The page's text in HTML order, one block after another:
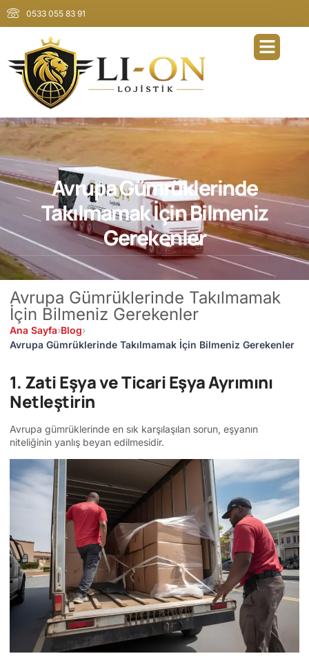
0533 055 83 91
Avrupa Gümrüklerinde
Takılmamak İçin Bilmeniz
Gerekenler
Avrupa Gümrüklerinde Takılmamak
İçin Bilmeniz Gerekenler
Ana Sayfa›Blog›
Avrupa Gümrüklerinde Takılmamak İçin Bilmeniz Gerekenler
1. Zati Eşya ve Ticari Eşya Ayrımını
Netleştirin
Avrupa gümrüklerinde en sık karşılaşılan sorun, eşyanın
niteliğinin yanlış beyan edilmesidir.